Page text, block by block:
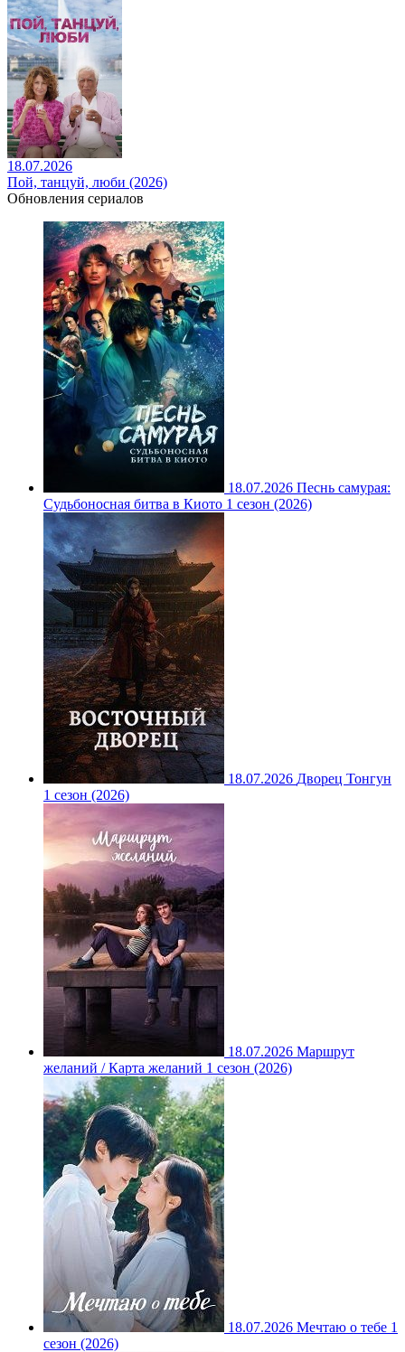
18.07.2026
Пой, танцуй, люби (2026)
Обновления сериалов
18.07.2026 Песнь самурая:
Судьбоносная битва в Киото 1 сезон (2026)
18.07.2026 Дворец Тонгун
1 сезон (2026)
18.07.2026 Маршрут
желаний / Карта желаний 1 сезон (2026)
18.07.2026 Мечтаю о тебе 1
сезон (2026)